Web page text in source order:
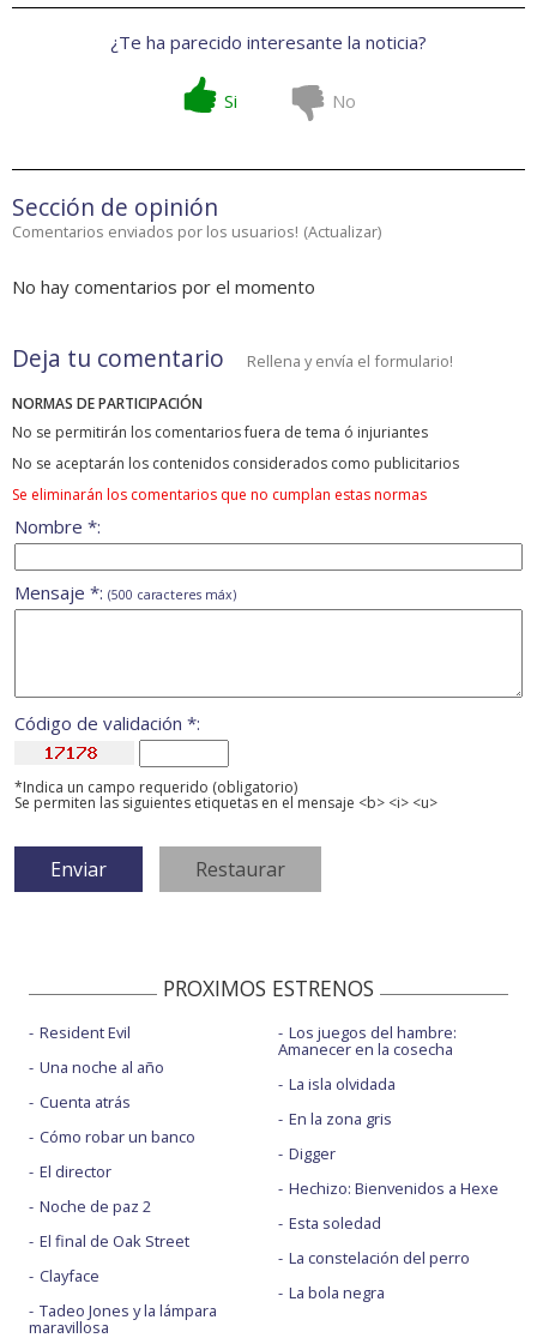
¿Te ha parecido interesante la noticia?
Si No
Sección de opinión
Comentarios enviados por los usuarios! (Actualizar)
No hay comentarios por el momento
Deja tu comentario Rellena y envía el formulario!
NORMAS DE PARTICIPACIÓN
No se permitirán los comentarios fuera de tema ó injuriantes
No se aceptarán los contenidos considerados como publicitarios
Se eliminarán los comentarios que no cumplan estas normas
Nombre *:
Mensaje *: (500 caracteres máx)
Código de validación *:
*Indica un campo requerido (obligatorio)
Se permiten las siguientes etiquetas en el mensaje <b> <i> <u>
PROXIMOS ESTRENOS
Resident Evil
Una noche al año
Cuenta atrás
Cómo robar un banco
El director
Noche de paz 2
El final de Oak Street
Clayface
Tadeo Jones y la lámpara
maravillosa
Los juegos del hambre:
Amanecer en la cosecha
La isla olvidada
En la zona gris
Digger
Hechizo: Bienvenidos a Hexe
Esta soledad
La constelación del perro
La bola negra